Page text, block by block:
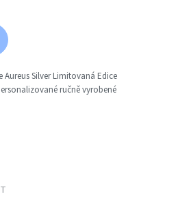
Silver Limitovaná Edice
ručně vyrobené